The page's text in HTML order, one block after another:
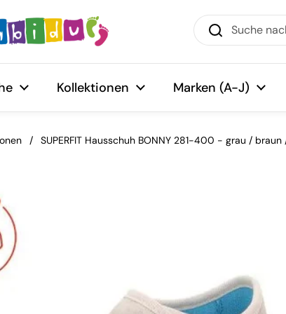
Kollektionen Marken (A-J)
/ SUPERFIT Hausschuh BONNY 281-400 - grau / braun